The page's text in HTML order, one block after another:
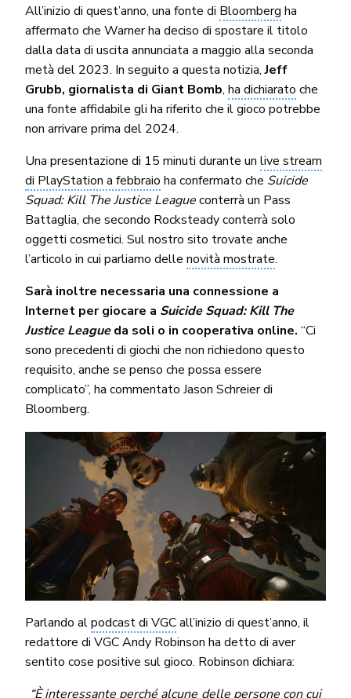
All’inizio di quest’anno, una fonte di Bloomberg ha
affermato che Warner ha deciso di spostare il titolo
dalla data di uscita annunciata a maggio alla seconda
metà del 2023. In seguito a questa notizia,Jeff
Grubb, giornalista di Giant Bomb,ha dichiarato che
una fonte affidabile gli ha riferito che il gioco potrebbe
non arrivare prima del 2024.
Una presentazione di 15 minuti durante unlive stream
di PlayStation a febbraio ha confermato che Suicide
Squad: Kill The Justice Leagueconterrà un Pass
Battaglia, che secondo Rocksteady conterrà solo
oggetti cosmetici. Sul nostro sito trovate anche
l’articolo in cui parliamo dellenovità mostrate.
Sarà inoltre necessaria una connessione a
Internet per giocare a Suicide Squad: Kill The
Justice Leagueda soli o in cooperativa online. “Ci
sono precedenti di giochi che non richiedono questo
requisito, anche se penso che possa essere
complicato”, ha commentato Jason Schreier di
Bloomberg.
Parlando alpodcast di VGCall’inizio di quest’anno, il
redattore di VGC Andy Robinson ha detto di aver
sentito cose positive sul gioco. Robinson dichiara:
“È interessante perché alcune delle persone con cui